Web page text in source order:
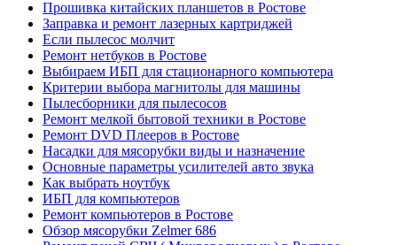
Прошивка китайских планшетов в Ростове
Заправка и ремонт лазерных картриджей
Если пылесос молчит
Ремонт нетбуков в Ростове
Выбираем ИБП для стационарного компьютера
Критерии выбора магнитолы для машины
Пылесборники для пылесосов
Ремонт мелкой бытовой техники в Ростове
Ремонт DVD Плееров в Ростове
Насадки для мясорубки виды и назначение
Основные параметры усилителей авто звука
Как выбрать ноутбук
ИБП для компьютеров
Ремонт компьютеров в Ростове
Обзор мясорубки Zelmer 686